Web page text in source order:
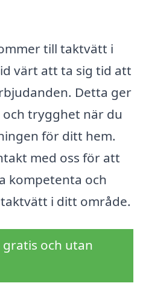
till taktvätt i
värt att ta sig tid att
Detta ger
trygghet när du
för ditt hem.
med oss för att
kompetenta och
i ditt område.
gratis och utan